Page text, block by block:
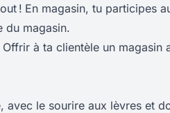
! En magasin, tu participes
du magasin.
à ta clientèle un magasin
avec le sourire aux lèvres et